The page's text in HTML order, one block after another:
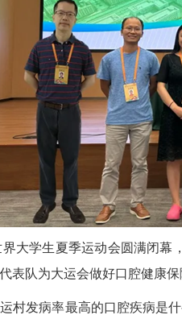
大学生夏季运动会圆满闭
表队为大运会做好口腔健康保
村发病率最高的口腔疾病是